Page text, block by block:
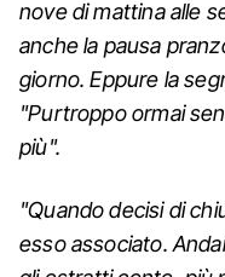
nove di mattina alle
anche la pausa
giorno. Eppure la
"Purtroppo ormai
più".
"Quando decisi di
esso associato.